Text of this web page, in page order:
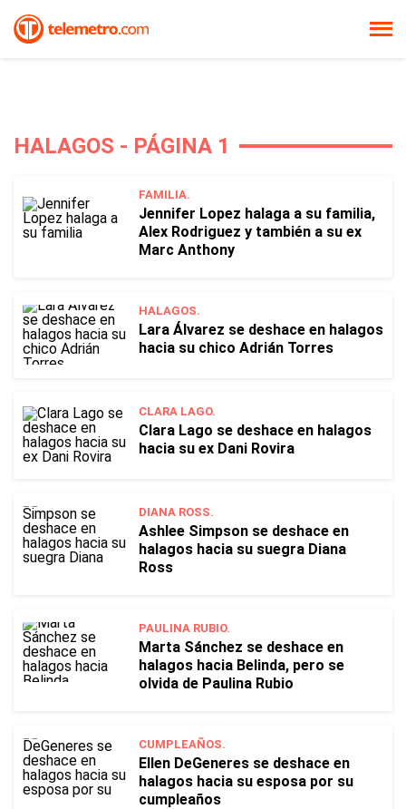
HALAGOS - PÁGINA 1
FAMILIA.
Jennifer Lopez halaga a su familia,
Alex Rodriguez y también a su ex
Marc Anthony
HALAGOS.
Lara Álvarez se deshace en halagos
hacia su chico Adrián Torres
CLARA LAGO.
Clara Lago se deshace en halagos
hacia su ex Dani Rovira
DIANA ROSS.
Ashlee Simpson se deshace en
halagos hacia su suegra Diana
Ross
PAULINA RUBIO.
Marta Sánchez se deshace en
halagos hacia Belinda, pero se
olvida de Paulina Rubio
CUMPLEAÑOS.
Ellen DeGeneres se deshace en
halagos hacia su esposa por su
cumpleaños